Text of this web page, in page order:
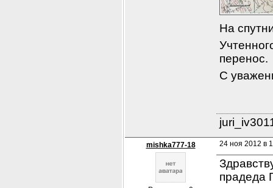
На
перенос.
С
mishka777-18 24 ноя 2012 в
прадеда